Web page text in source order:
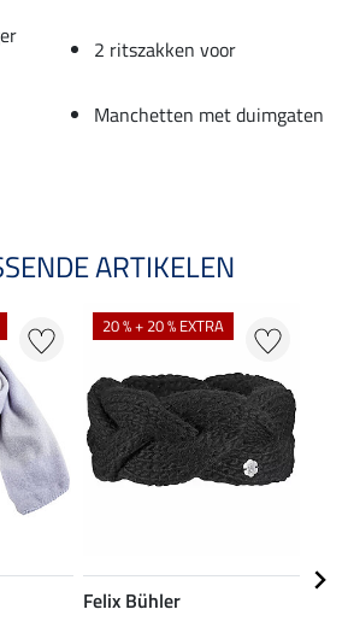
2 ritszakken voor
Manchetten met duimgaten
ARTIKELEN
20 % + 20 % EXTRA
Felix Bühler